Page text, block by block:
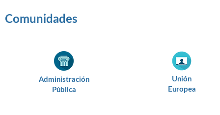
Comunidades
Administración
Pública
Unión
Europea